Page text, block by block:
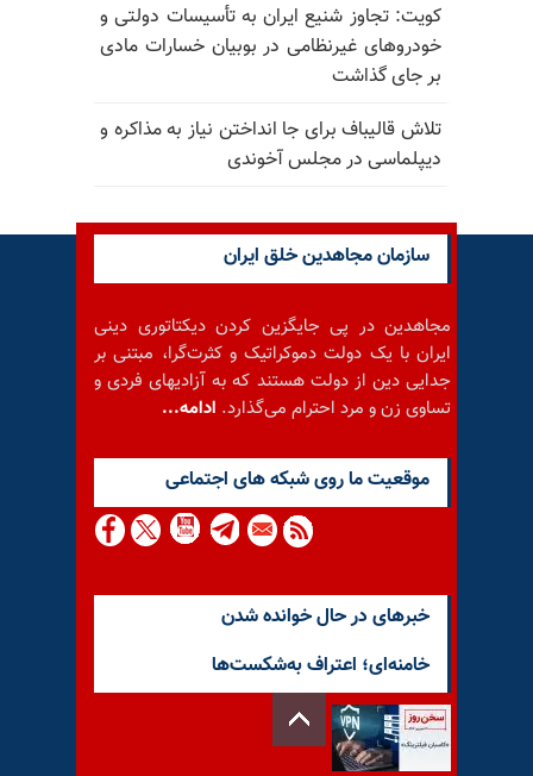
کویت: تجاوز شنیع ایران به تأسیسات دولتی و
خودروهای غیرنظامی در بوبیان خسارات مادی
بر جای گذاشت
تلاش قالیباف برای جا انداختن نیاز به مذاکره و
دیپلماسی در مجلس آخوندی
سازمان مجاهدین خلق ایران
مجاهدین در پی جایگزین کردن دیکتاتوری دینی
ایران با یک دولت دموکراتیک و کثرت‌گرا، مبتنی بر
جدایی دین از دولت هستند که به آزادیهای فردی و
تساوی زن و مرد احترام می‌گذارد. ادامه...
موقعيت ما روى شبكه هاى اجتماعى
خبرهای در حال خوانده شدن
خامنه‌ای؛ اعتراف به‌شکست‌ها